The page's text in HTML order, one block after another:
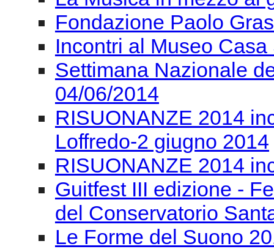
Fondazione Paolo
Incontri al Museo
Settimana Nazionale
04/06/2014
RISUONANZE 2014
Loffredo-2 giugno 2014
RISUONANZE 2014
Guitfest III edizione -
del Conservatorio
Le Forme del Suono